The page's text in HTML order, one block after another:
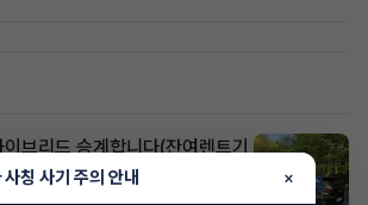
브리드 승계합니다(잔여렌트기
칭 사기 주의 안내 ×